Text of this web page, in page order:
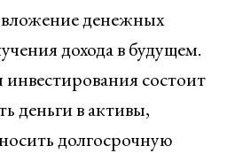
денежных
дохода в будущем.
состоит
деньги в активы,
долгосрочную